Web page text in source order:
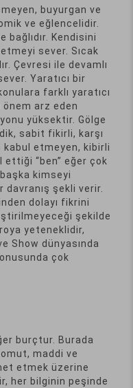
buyurgan ve
ve eğlencelidir.
bağlıdır. Kendisini
sever. Sıcak
Çevresi ile devamlı
Yaratıcı bir
farklı yaratıcı
arz eden
yüksektir. Gölge
sabit fikirli, karşı
etmeyen, kibirli
ettiği “ben” eğer çok
kimseyi
davranış şekli verir.
dolayı fikrini
şekilde
yeteneklidir,
Show dünyasında
çok
burçtur. Burada
maddi ve
etmek üzerine
her bilginin peşinde